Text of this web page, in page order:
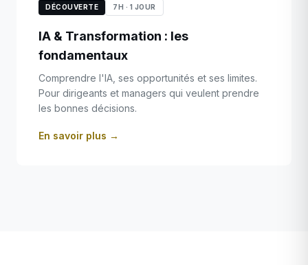
DÉCOUVERTE 7H · 1 JOUR
IA & Transformation : les
fondamentaux
Comprendre l'IA, ses opportunités et ses limites.
Pour dirigeants et managers qui veulent prendre
les bonnes décisions.
En savoir plus →